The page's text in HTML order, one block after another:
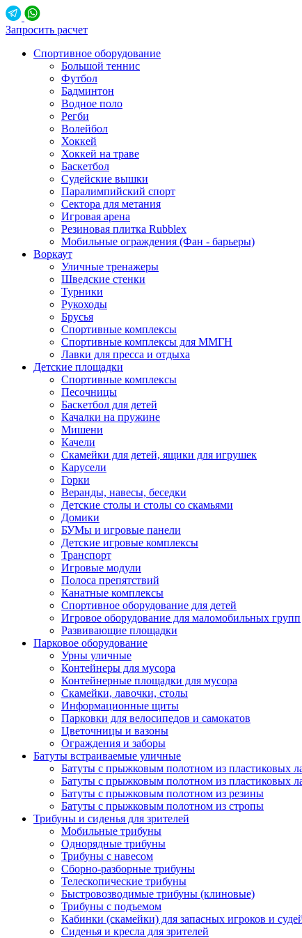
Запросить расчет
Спортивное оборудование
Большой теннис
Футбол
Бадминтон
Водное поло
Регби
Волейбол
Хоккей
Хоккей на траве
Баскетбол
Судейские вышки
Паралимпийский спорт
Сектора для метания
Игровая арена
Резиновая плитка Rubblex
Мобильные ограждения (Фан - барьеры)
Воркаут
Уличные тренажеры
Шведские стенки
Турники
Рукоходы
Брусья
Спортивные комплексы
Спортивные комплексы для ММГН
Лавки для пресса и отдыха
Детские площадки
Спортивные комплексы
Песочницы
Баскетбол для детей
Качалки на пружине
Мишени
Качели
Скамейки для детей, ящики для игрушек
Карусели
Горки
Веранды, навесы, беседки
Детские столы и столы со скамьями
Домики
БУМы и игровые панели
Детские игровые комплексы
Транспорт
Игровые модули
Полоса препятствий
Канатные комплексы
Спортивное оборудование для детей
Игровое оборудование для маломобильных групп
Развивающие площадки
Парковое оборудование
Урны уличные
Контейнеры для мусора
Контейнерные площадки для мусора
Скамейки, лавочки, столы
Информационные щиты
Парковки для велосипедов и самокатов
Цветочницы и вазоны
Ограждения и заборы
Батуты встраиваемые уличные
Батуты с прыжковым полотном из пластиковых
Батуты с прыжковым полотном из пластиковых
Батуты с прыжковым полотном из резины
Батуты с прыжковым полотном из стропы
Трибуны и сиденья для зрителей
Мобильные трибуны
Однорядные трибуны
Трибуны с навесом
Сборно-разборные трибуны
Телескопические трибуны
Быстровозводимые трибуны (клиновые)
Трибуны с подъемом
Кабинки (скамейки) для запасных игроков и
Сиденья и кресла для зрителей